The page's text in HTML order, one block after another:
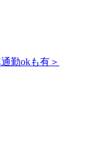
勤okも有＞